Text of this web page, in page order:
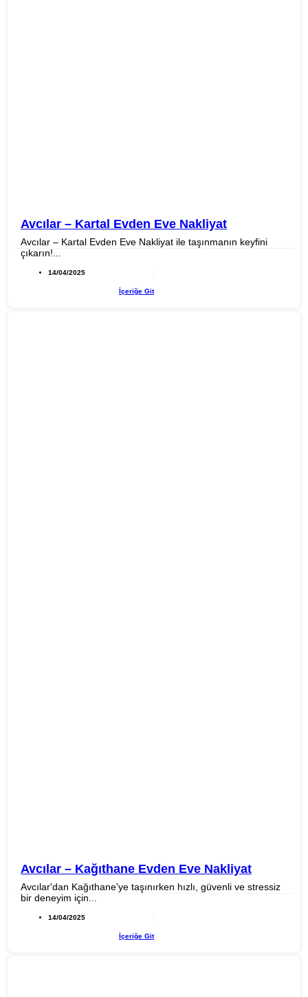
Avcılar – Kartal Evden Eve Nakliyat
Avcılar – Kartal Evden Eve Nakliyat ile taşınmanın keyfini
çıkarın!...
14/04/2025
İçeriğe Git
Avcılar – Kağıthane Evden Eve Nakliyat
Avcılar'dan Kağıthane'ye taşınırken hızlı, güvenli ve stressiz
bir deneyim için...
14/04/2025
İçeriğe Git